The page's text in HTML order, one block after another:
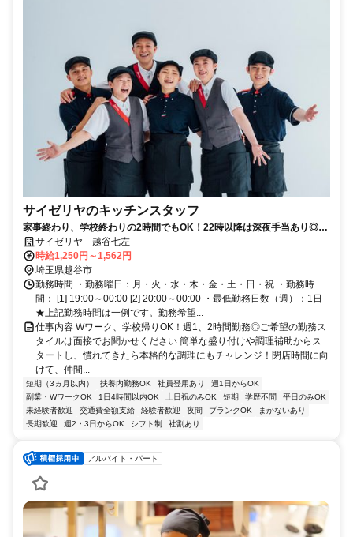
サイゼリヤのキッチンスタッフ
家事終わり、学校終わりの2時間でもOK！22時以降は深夜手当あり◎短
時間で稼ごう※接客あり
サイゼリヤ 越谷七左
時給1,250円～1,562円
埼玉県越谷市
勤務時間 ・勤務曜日：月・火・水・木・金・土・日・祝 ・勤務時
間： [1] 19:00～00:00 [2] 20:00～00:00 ・最低勤務日数（週）：1日
★上記勤務時間は一例です。勤務希望...
仕事内容 Wワーク、学校帰りOK！週1、2時間勤務◎ご希望の勤務ス
タイルは面接でお聞かせください 簡単な盛り付けや調理補助からス
タートし、慣れてきたら本格的な調理にもチャレンジ！閉店時間に向
けて、仲間...
短期（3ヵ月以内） 扶養内勤務OK 社員登用あり
週1日からOK
副業・WワークOK
1日4時間以内OK 土日祝のみOK 短期 学歴不問
平日のみOK
未経験者歓迎
交通費全額支給 経験者歓迎 夜間 ブランクOK
まかないあり
長期歓迎
週2・3日からOK シフト制 社割あり
アルバイト・パート